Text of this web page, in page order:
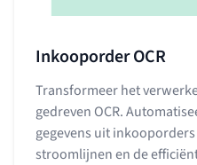
Inkooporder OCR
Transformeer het
gedreven OCR.
gegevens uit
stroomlijnen en de